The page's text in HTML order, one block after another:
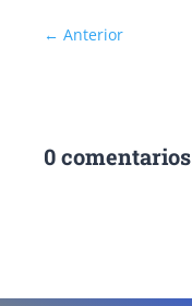
←Anterior
0 comentarios